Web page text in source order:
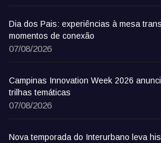
Dia dos Pais: experiências à mesa
momentos de conexão
07/08/2026
Campinas Innovation Week 2026
trilhas temáticas
07/08/2026
Nova temporada do Interurbano leva